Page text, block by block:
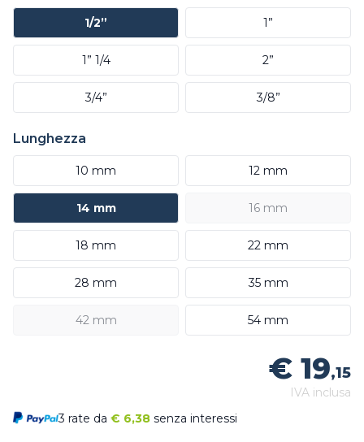
1/2” 1”
1” 1/4 2”
3/4” 3/8”
Lunghezza
10 mm 12 mm
14 mm 16 mm
18 mm 22 mm
28 mm 35 mm
42 mm 54 mm
€ 19,15
IVA inclusa
3 rate da € 6,38 senza interessi